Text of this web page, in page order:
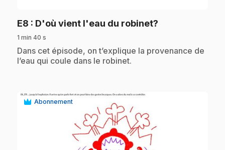
E8 : D'où vient l'eau du robinet?
1 min 40 s
.Dans cet épisode, on t’explique la provenance de
l’eau qui coule dans le robinet.
Abonnement